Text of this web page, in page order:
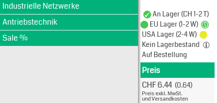
Industrielle Netzwerke
Antriebstechnik
Sale %
An Lager (CH 1-2 T)
EU Lager (1-2 W)
USA Lager (2-4 W)
Kein Lagerbestand
Auf Bestellung
Produkt
Preis
CHF 6.44 (0.64)
Preis exkl. MwSt.
und Versandkosten